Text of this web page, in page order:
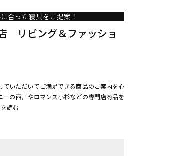
合った寝具をご提案！
リビング＆ファッショ
いただいてご満足できる商品のご案内を心
の西川やロマンス小杉などの専門店商品を
読む